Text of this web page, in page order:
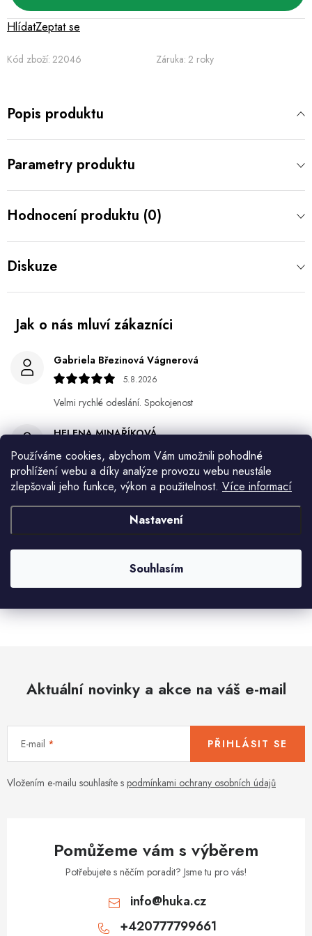
Používáme cookies, abychom Vám umožnili pohodlné
prohlížení webu a díky analýze provozu webu neustále
zlepšovali jeho funkce, výkon a použitelnost. Více informací
Nastavení
Souhlasím
Kód zboží: 22046 Záruka: 2 roky
Zeptat se
Hlídat
Popis produktu
Parametry produktu
Hodnocení produktu (0)
Diskuze
Gabriela Březinová Vágnerová
5.8.2026
Velmi rychlé odeslání. Spokojenost
HELENA MINAŘÍKOVÁ
5.8.2026
Je sice větší ale vypadá dobře
Ivana Mimrackova
4.8.2026
Jaroslav Kováč
2.8.2026
Aktuální novinky a akce na váš e-mail
E-mail
Vložením e-mailu souhlasíte s podmínkami ochrany osobních údajů
PŘIHLÁSIT SE
Pomůžeme vám s výběrem
Potřebujete s něčím poradit? Jsme tu pro vás!
info@huka.cz
+420777799661